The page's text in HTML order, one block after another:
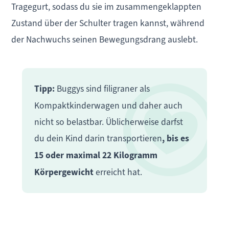
Tragegurt, sodass du sie im zusammengeklappten
Zustand über der Schulter tragen kannst, während
der Nachwuchs seinen Bewegungsdrang auslebt.
Tipp: Buggys sind filigraner als
Kompaktkinderwagen und daher auch
nicht so belastbar. Üblicherweise darfst
du dein Kind darin transportieren, bis es
15 oder maximal 22 Kilogramm
Körpergewichterreicht hat.